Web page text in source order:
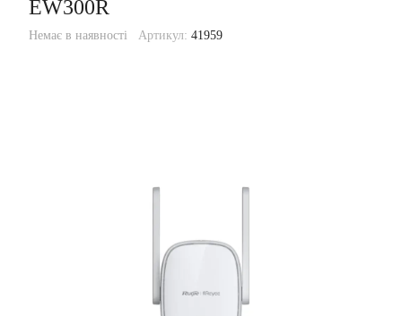
EW300R
Немає в наявності Артикул: 41959